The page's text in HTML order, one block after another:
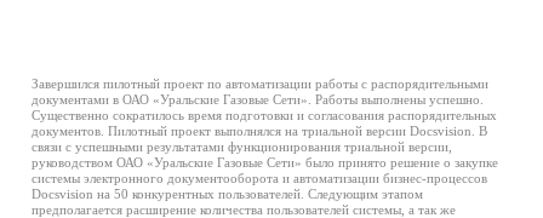
Завершился пилотный проект по автоматизации работы с распорядительными
документами в ОАО «Уральские Газовые Сети». Работы выполнены успешно.
Существенно сократилось время подготовки и согласования распорядительных
документов. Пилотный проект выполнялся на триальной версии Docsvision. В
связи с успешными результатами функционирования триальной версии,
руководством ОАО «Уральские Газовые Сети» было принято решение о закупке
системы электронного документооборота и автоматизации бизнес-процессов
Docsvision на 50 конкурентных пользователей. Следующим этапом
предполагается расширение количества пользователей системы, а так же